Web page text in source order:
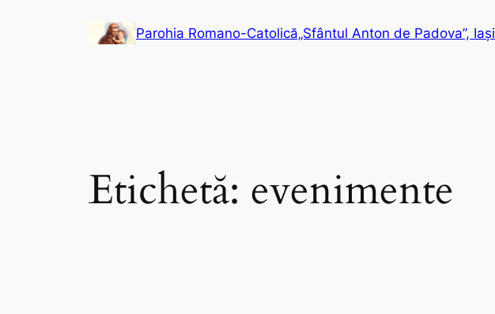
Parohia Romano-Catolică„Sfântul Anton de Padova”, Iași
Etichetă: evenimente